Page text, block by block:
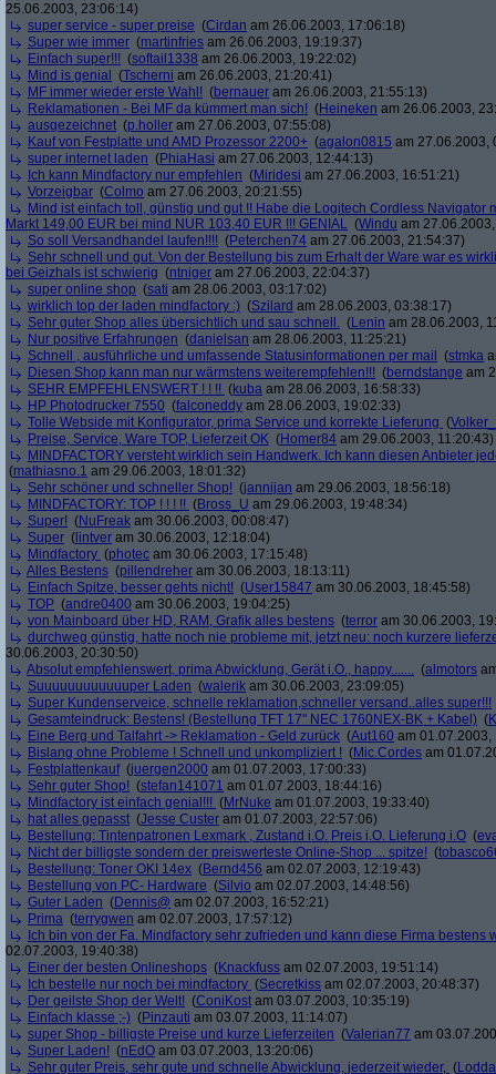
25.06.2003, 23:06:14)
super service - super preise (Cirdan am 26.06.2003, 17:06:18)
Super wie immer (martinfries am 26.06.2003, 19:19:37)
Einfach super!!! (softail1338 am 26.06.2003, 19:22:02)
Mind is genial
(Tscherni am 26.06.2003, 21:20:41)
MF immer wieder erste Wahl! (bernauer am 26.06.2003, 21:55:13)
Reklamationen - Bei MF da kümmert man sich! (Heineken am 26.06.2003,
ausgezeichnet (p.holler am 27.06.2003, 07:55:08)
Kauf von Festplatte und AMD Prozessor 2200+ (agalon0815 am 27.06.2003,
super internet laden (PhiaHasi am 27.06.2003, 12:44:13)
Ich kann Mindfactory nur empfehlen (Miridesi am 27.06.2003, 16:51:21)
Vorzeigbar (Colmo am 27.06.2003, 20:21:55)
Mind ist einfach toll, günstig und gut !! Habe die Logitech Cordless Navigator
Markt 149,00 EUR bei mind NUR 103,40 EUR !!! GENIAL (Windu am
So soll Versandhandel laufen!!!! (Peterchen74 am 27.06.2003, 21:54:37)
Sehr schnell und gut. Von der Bestellung bis zum Erhalt der Ware war es
bei Geizhals ist schwierig (ntniger am 27.06.2003, 22:04:37)
super online shop (sati am 28.06.2003, 03:17:02)
wirklich top der laden mindfactory :) (Szilard am 28.06.2003, 03:38:17)
Sehr guter Shop alles übersichtlich und sau schnell. (Lenin am 28.06.2003,
Nur positive Erfahrungen (danielsan am 28.06.2003, 11:25:21)
Schnell , ausführliche und umfassende Statusinformationen per mail
(stmka
Diesen Shop kann man nur wärmstens weiterempfehlen!!! (berndstange am
SEHR EMPFEHLENSWERT ! ! !! (kuba am 28.06.2003, 16:58:33)
HP Photodrucker 7550 (falconeddy am 28.06.2003, 19:02:33)
Tolle Webside mit Konfigurator, prima Service und korrekte Lieferung (
Preise, Service, Ware TOP, Lieferzeit OK (Homer84 am 29.06.2003, 11:20:43)
MINDFACTORY versteht wirklich sein Handwerk. Ich kann diesen Anbieter
(mathiasno.1 am 29.06.2003, 18:01:32)
Sehr schöner und schneller Shop! (jannijan am 29.06.2003, 18:56:18)
MINDFACTORY: TOP ! ! ! !! (Bross_U am 29.06.2003, 19:48:34)
Super! (NuFreak am 30.06.2003, 00:08:47)
Super ( lintver am 30.06.2003, 12:18:04)
Mindfactory (photec am 30.06.2003, 17:15:48)
Alles Bestens (pillendreher am 30.06.2003, 18:13:11)
Einfach Spitze, besser gehts nicht! (User15847 am 30.06.2003, 18:45:58)
TOP (andre0400 am 30.06.2003, 19:04:25)
von Mainboard über HD, RAM, Grafik alles bestens (terror am 30.06.2003,
durchweg günstig, hatte noch nie probleme mit, jetzt neu: noch kurzere
30.06.2003, 20:30:50)
Absolut empfehlenswert, prima Abwicklung, Gerät i.O., happy....... (almotors
Suuuuuuuuuuuuper Laden (walerik am 30.06.2003, 23:09:05)
Super Kundenserveice, schnelle reklamation,schneller versand..alles super!!!
Gesamteindruck: Bestens! (Bestellung TFT 17" NEC 1760NEX-BK + Kabel) (
Eine Berg und Talfahrt -> Reklamation - Geld zurück (Aut160 am 01.07.2003,
Bislang ohne Probleme ! Schnell und unkompliziert ! (Mic.Cordes am
Festplattenkauf(juergen2000 am 01.07.2003, 17:00:33)
Sehr guter Shop! (stefan141071 am 01.07.2003, 18:44:16)
Mindfactory ist einfach genial!!! (MrNuke am 01.07.2003, 19:33:40)
hat alles gepasst (Jesse Custer am 01.07.2003, 22:57:06)
Bestellung: Tintenpatronen Lexmark , Zustand i.O. Preis i.O. Lieferung i.O (
Nicht der billigste sondern der preiswerteste Online-Shop ... spitze! (
Bestellung: Toner OKI 14ex (Bernd456 am 02.07.2003, 12:19:43)
Bestellung von PC- Hardware (Silvio am 02.07.2003, 14:48:56)
Guter Laden (Dennis@ am 02.07.2003, 16:52:21)
Prima (terrygwen am 02.07.2003, 17:57:12)
Ich bin von der Fa. Mindfactory sehr zufrieden und kann diese Firma bestens
02.07.2003, 19:40:38)
Einer der besten Onlineshops (Knackfuss am 02.07.2003, 19:51:14)
Ich bestelle nur noch bei mindfactory (Secretkiss am 02.07.2003, 20:48:37)
Der geilste Shop der Welt! (ConiKost am 03.07.2003, 10:35:19)
Einfach klasse ;-) (Pinzauti am 03.07.2003, 11:14:07)
super Shop - billigste Preise und kurze Lieferzeiten (Valerian77 am
Super Laden! (nEdO am 03.07.2003, 13:20:06)
Sehr guter Preis, sehr gute und schnelle Abwicklung, jederzeit wieder, (